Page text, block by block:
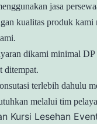
jasa
kualitas produk kami
dikami minimal DP
ditempat.
terlebih dahulu
melalui tim